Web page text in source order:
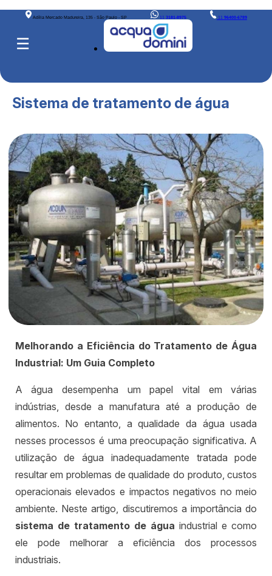
Adília Mercado Madureira, 135 - São Paulo - SP 113181-8975 11 96400-6789
☰
Sistema de tratamento de água
Melhorando a Eficiência do Tratamento de Água
Industrial: Um Guia Completo
A água desempenha um papel vital em várias
indústrias, desde a manufatura até a produção de
alimentos. No entanto, a qualidade da água usada
nesses processos é uma preocupação significativa. A
utilização de água inadequadamente tratada pode
resultar em problemas de qualidade do produto, custos
operacionais elevados e impactos negativos no meio
ambiente. Neste artigo, discutiremos a importância do
sistema de tratamento de água industrial e como
ele pode melhorar a eficiência dos processos
industriais.